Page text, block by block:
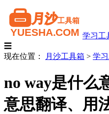
学习工
☰
现在位置：
月沙工具箱 > 学
no way是什么
意思翻译、用